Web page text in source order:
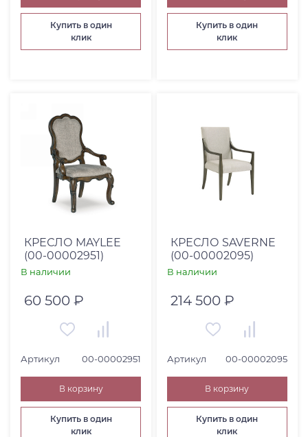
Глубина, см
Коллекция
Категория товара
Купить в один
клик
Купить в один
клик
КРЕСЛО MAYLEE
(00-00002951)
В наличии
60 500 ₽
Артикул 00-00002951
В корзину
Купить в один
клик
КРЕСЛО SAVERNE
(00-00002095)
В наличии
214 500 ₽
Артикул 00-00002095
В корзину
Купить в один
клик